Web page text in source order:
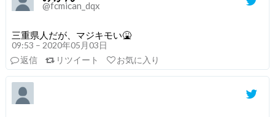
@fcmican_dqx
三重県人だが、マジキモい🤮
09:53 – 2020年05月03日
返信
リツイート お気に入り